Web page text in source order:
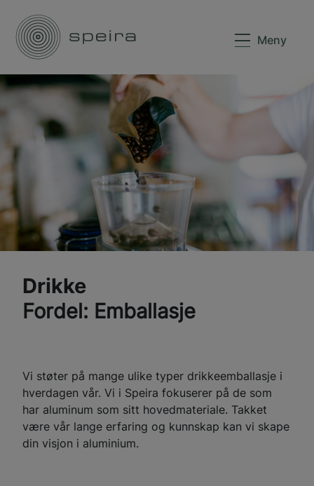
Meny
Drikke
Fordel: Emballasje
Vi støter på mange ulike typer drikkeemballasje i
hverdagen vår. Vi i Speira fokuserer på de som
har aluminum som sitt hovedmateriale. Takket
være vår lange erfaring og kunnskap kan vi skape
din visjon i aluminium.